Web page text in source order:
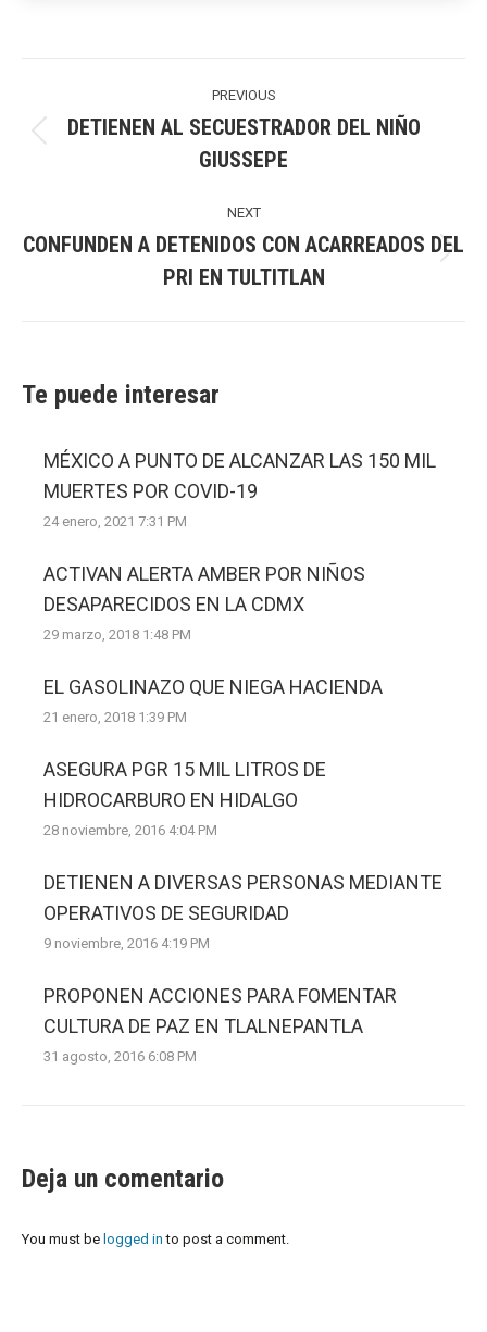
PREVIOUS
post:
DETIENEN AL SECUESTRADOR DEL NIÑO
GIUSSEPE
NEXT
post:
CONFUNDEN A DETENIDOS CON ACARREADOS DEL
PRI EN TULTITLAN
Te puede interesar
MÉXICO A PUNTO DE ALCANZAR LAS 150 MIL
MUERTES POR COVID-19
24 enero, 2021 7:31 PM
ACTIVAN ALERTA AMBER POR NIÑOS
DESAPARECIDOS EN LA CDMX
29 marzo, 2018 1:48 PM
EL GASOLINAZO QUE NIEGA HACIENDA
21 enero, 2018 1:39 PM
ASEGURA PGR 15 MIL LITROS DE
HIDROCARBURO EN HIDALGO
28 noviembre, 2016 4:04 PM
DETIENEN A DIVERSAS PERSONAS MEDIANTE
OPERATIVOS DE SEGURIDAD
9 noviembre, 2016 4:19 PM
PROPONEN ACCIONES PARA FOMENTAR
CULTURA DE PAZ EN TLALNEPANTLA
31 agosto, 2016 6:08 PM
Deja un comentario
You must be logged in to post a comment.